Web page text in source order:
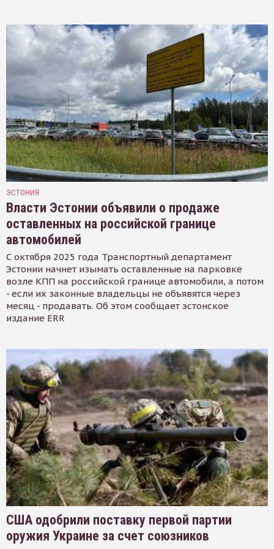
ЭСТОНИЯ
Власти Эстонии объявили о продаже
оставленных на российской границе
автомобилей
С октября 2025 года Транспортный департамент
Эстонии начнет изымать оставленные на парковке
возле КПП на российской границе автомобили, а потом
- если их законные владельцы не объявятся через
месяц - продавать. Об этом сообщает эстонское
издание ERR
США одобрили поставку первой партии
оружия Украине за счет союзников